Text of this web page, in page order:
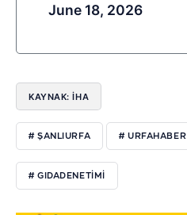
June 18, 2026
KAYNAK: İHA
# ŞANLIURFA # URFAHABER
# GIDADENETİMİ